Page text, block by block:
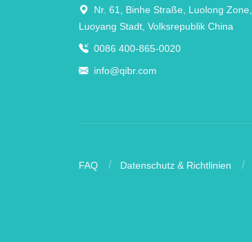
Nr. 61, Binhe Straße, Luolong Zone,
Luoyang Stadt, Volksrepublik China
0086 400-865-0020
info@qibr.com
FAQ Datenschutz & Richtlinien